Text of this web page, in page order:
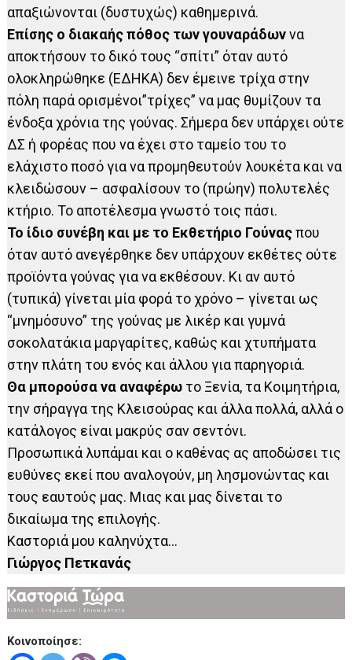
απαξιώνονται (δυστυχώς) καθημερινά.
Επίσης ο διακαής πόθος των γουναράδωννα
αποκτήσουν το δικό τους “σπίτι” όταν αυτό
ολοκληρώθηκε (ΕΔΗΚΑ) δεν έμεινε τρίχα στην
πόλη παρά ορισμένοι”τρίχες” να μας θυμίζουν τα
ένδοξα χρόνια της γούνας. Σήμερα δεν υπάρχει ούτε
ΔΣ ή φορέας που να έχει στο ταμείο του το
ελάχιστο ποσό για να προμηθευτούν λουκέτα και να
κλειδώσουν – ασφαλίσουν το (πρώην) πολυτελές
κτήριο. Το αποτέλεσμα γνωστό τοις πάσι.
Το ίδιο συνέβη και με το Εκθετήριο Γούναςπου
όταν αυτό ανεγέρθηκε δεν υπάρχουν εκθέτες ούτε
προϊόντα γούνας για να εκθέσουν. Κι αν αυτό
(τυπικά) γίνεται μία φορά το χρόνο – γίνεται ως
“μνημόσυνο” της γούνας με λικέρ και γυμνά
σοκολατάκια μαργαρίτες, καθώς και χτυπήματα
στην πλάτη του ενός και άλλου για παρηγοριά.
Θα μπορούσα να αναφέρω το Ξενία, τα Κοιμητήρια,
την σήραγγα της Κλεισούρας και άλλα πολλά, αλλά ο
κατάλογος είναι μακρύς σαν σεντόνι.
Προσωπικά λυπάμαι και ο καθένας ας αποδώσει τις
ευθύνες εκεί που αναλογούν, μη λησμονώντας και
τους εαυτούς μας. Μιας και μας δίνεται το
δικαίωμα της επιλογής.
Καστοριά μου καληνύχτα…
Γιώργος Πετκανάς
Κοινοποίησε: